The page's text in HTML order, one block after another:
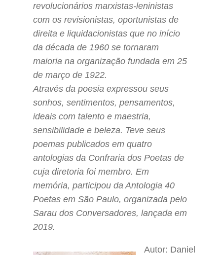
revolucionários marxistas-leninistas
com os revisionistas, oportunistas de
direita e liquidacionistas que no início
da década de 1960 se tornaram
maioria na organização fundada em 25
de março de 1922.
Através da poesia expressou seus
sonhos, sentimentos, pensamentos,
ideais com talento e maestria,
sensibilidade e beleza. Teve seus
poemas publicados em quatro
antologias da Confraria dos Poetas de
cuja diretoria foi membro. Em
memória, participou da Antologia 40
Poetas em São Paulo, organizada pelo
Sarau dos Conversadores, lançada em
2019.
Autor: Daniel